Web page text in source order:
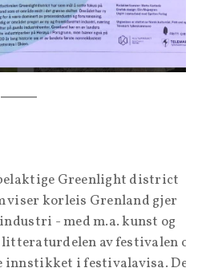
Greenlight district
viser korleis Grenland gjer
- med m.a. kunst og
av festivalen og
i festivalavisa. Den